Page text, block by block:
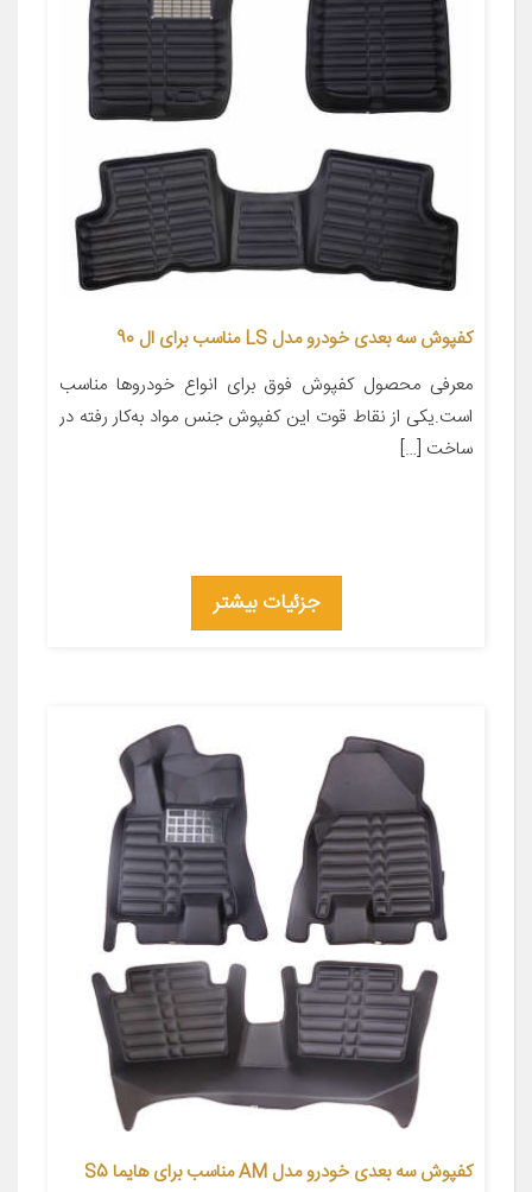
کفپوش سه بعدی خودرو مدل LS مناسب برای ال 90
معرفی محصول کفپوش فوق برای انواع خودروها مناسب
است.یکی از نقاط قوت این کفپوش جنس مواد به‌کار رفته در
ساخت […]
جزئیات بیشتر
کفپوش سه بعدی خودرو مدل AM مناسب برای هایما S5